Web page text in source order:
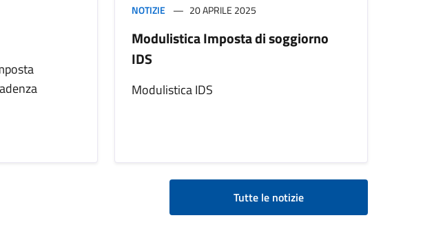
NOTIZIE 20 APRILE 2025
Modulistica Imposta di soggiorno
IDS
Modulistica IDS
Tutte le notizie